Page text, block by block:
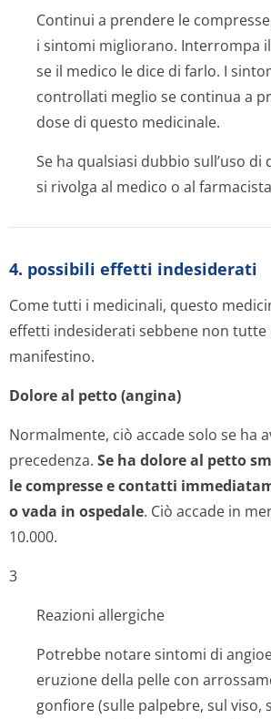
Continui a prendere le
i sintomi migliorano. Interrompa
se il medico le dice di farlo. I
controllati meglio se continua a
dose di questo medicinale.
Se ha qualsiasi dubbio sull’uso di
si rivolga al medico o al
4. possibili effetti indesiderati
Come tutti i medicinali, questo
effetti indesiderati sebbene non tutte
manifestino.
Dolore al petto (angina)
Normalmente, ciò accade solo se ha
precedenza. Se ha dolore al petto
le compresse e contatti
o vada in ospedale. Ciò accade in
10.000.
3
Reazioni allergiche
Potrebbe notare sintomi di
eruzione della pelle con
gonfiore (sulle palpebre, sul viso,